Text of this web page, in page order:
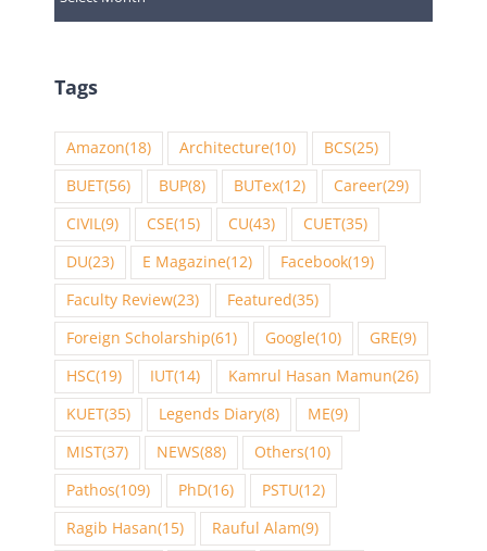
Tags
Amazon(18) Architecture(10) BCS(25)
BUET(56) BUP(8) BUTex(12) Career(29)
CIVIL(9) CSE(15) CU(43) CUET(35)
DU(23) E Magazine(12) Facebook(19)
Faculty Review(23) Featured(35)
Foreign Scholarship(61) Google(10) GRE(9)
HSC(19) IUT(14) Kamrul Hasan Mamun(26)
KUET(35) Legends Diary(8) ME(9)
MIST(37) NEWS(88) Others(10)
Pathos(109) PhD(16) PSTU(12)
Ragib Hasan(15) Rauful Alam(9)